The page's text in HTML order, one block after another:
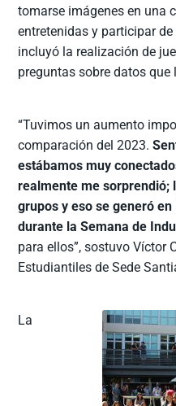
tomarse imágenes en una
entretenidas y participar
incluyó la realización de
preguntas sobre datos
“Tuvimos un aumento
comparación del 2023.
estábamos muy
realmente me sorprendió;
grupos y eso se generó
durante la Semana de
para ellos”, sostuvo Víctor
Estudiantiles de Sede
La